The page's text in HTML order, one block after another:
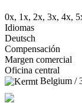
0x, 1x, 2x, 3x, 4x,
Idiomas
Deutsch
Compensación
Margen comercial
Oficina central
Belgium /